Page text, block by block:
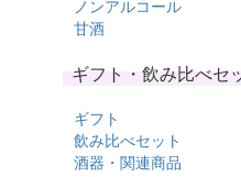
ノンアルコール
甘酒
ギフト・飲み比べセ
ギフト
飲み比べセット
酒器・関連商品